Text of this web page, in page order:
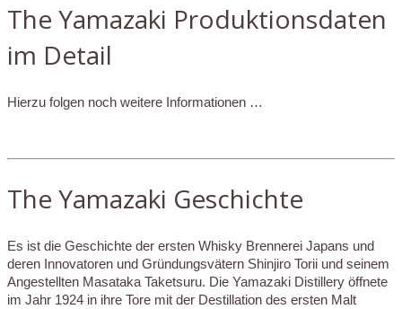
The Yamazaki Produktionsdaten
im Detail
Hierzu folgen noch weitere Informationen …
The Yamazaki Geschichte
Es ist die Geschichte der ersten Whisky Brennerei Japans und
deren Innovatoren und Gründungsvätern Shinjiro Torii und seinem
Angestellten Masataka Taketsuru. Die Yamazaki Distillery öffnete
im Jahr 1924 in ihre Tore mit der Destillation des ersten Malt